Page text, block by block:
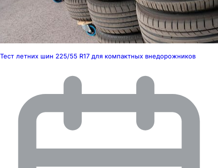
Тест летних шин 225/55 R17 для компактных внедорожников